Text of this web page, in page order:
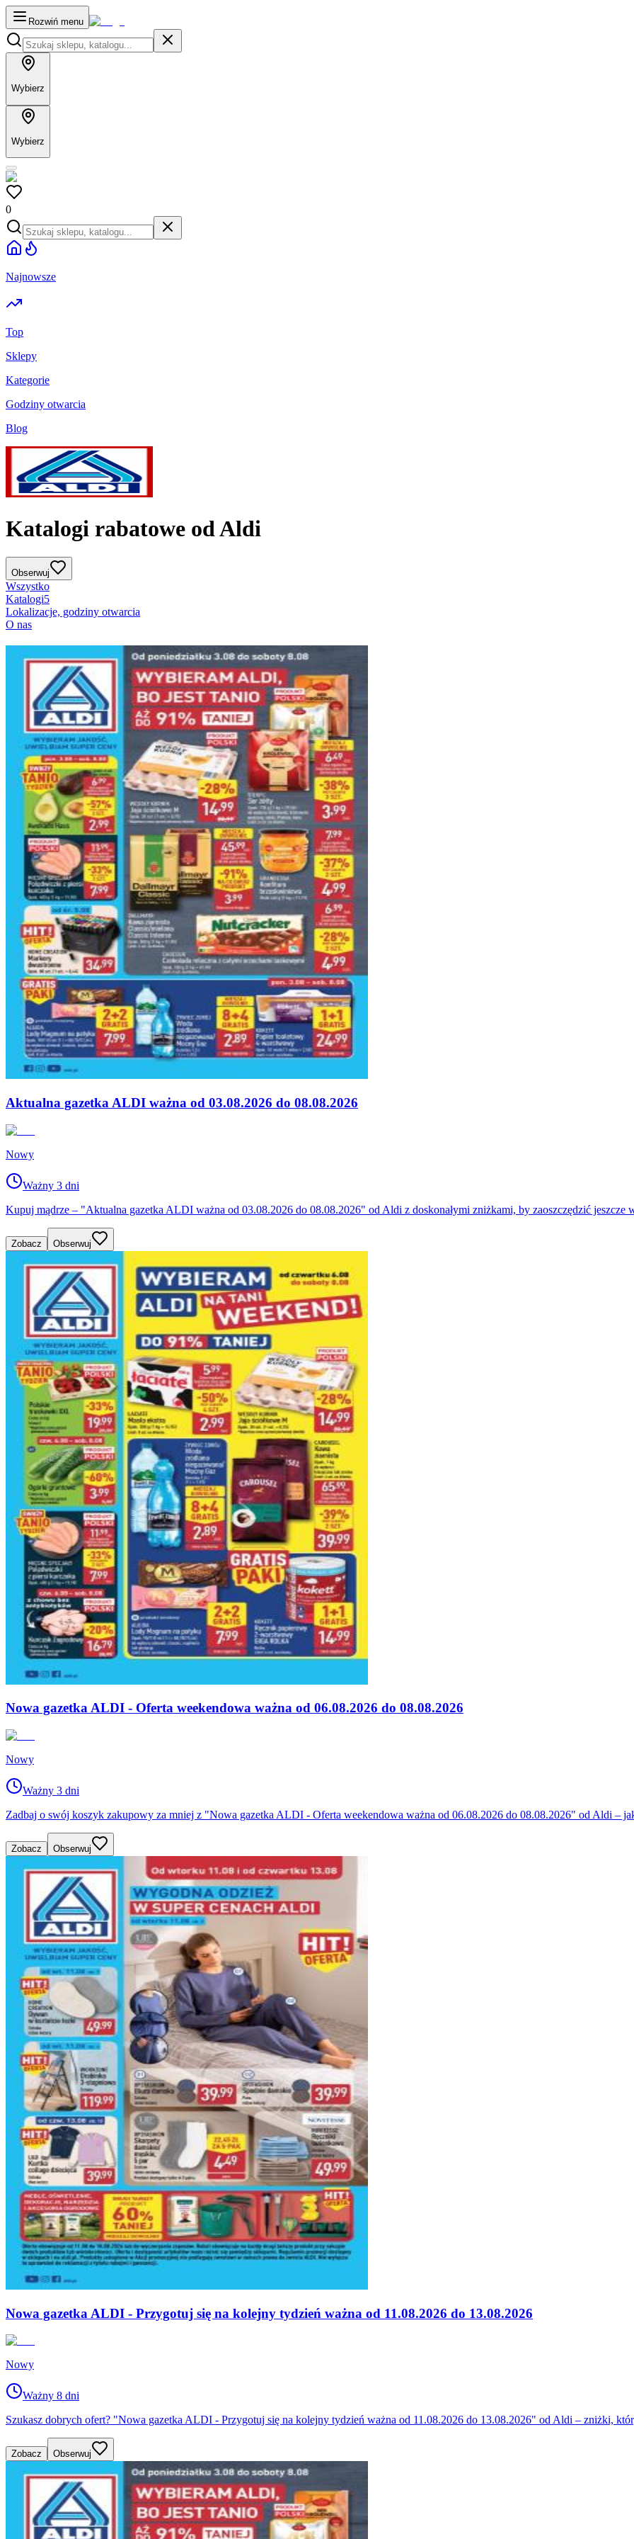
Rozwiń menu
Wybierz
Wybierz
0
Najnowsze
Top
Sklepy
Kategorie
Godziny otwarcia
Blog
Katalogi rabatowe od Aldi
Obserwuj
Wszystko
Katalogi5
Lokalizacje, godziny otwarcia
O nas
Aktualna gazetka ALDI ważna od 03.08.2026 do 08.08.2026
Nowy
Ważny 3 dni
Kupuj mądrze – "Aktualna gazetka ALDI ważna od 03.08.2026 do 08.08.2026" od Aldi z doskonałymi zniżkami, by zaoszczędzić jeszcze
Zobacz Obserwuj
Nowa gazetka ALDI - Oferta weekendowa ważna od 06.08.2026 do 08.08.2026
Nowy
Ważny 3 dni
Zadbaj o swój koszyk zakupowy za mniej z "Nowa gazetka ALDI - Oferta weekendowa ważna od 06.08.2026 do 08.08.2026" od Aldi –
Zobacz Obserwuj
Nowa gazetka ALDI - Przygotuj się na kolejny tydzień ważna od 11.08.2026 do 13.08.2026
Nowy
Ważny 8 dni
Szukasz dobrych ofert? "Nowa gazetka ALDI - Przygotuj się na kolejny tydzień ważna od 11.08.2026 do 13.08.2026" od Aldi – zniżki,
Zobacz Obserwuj